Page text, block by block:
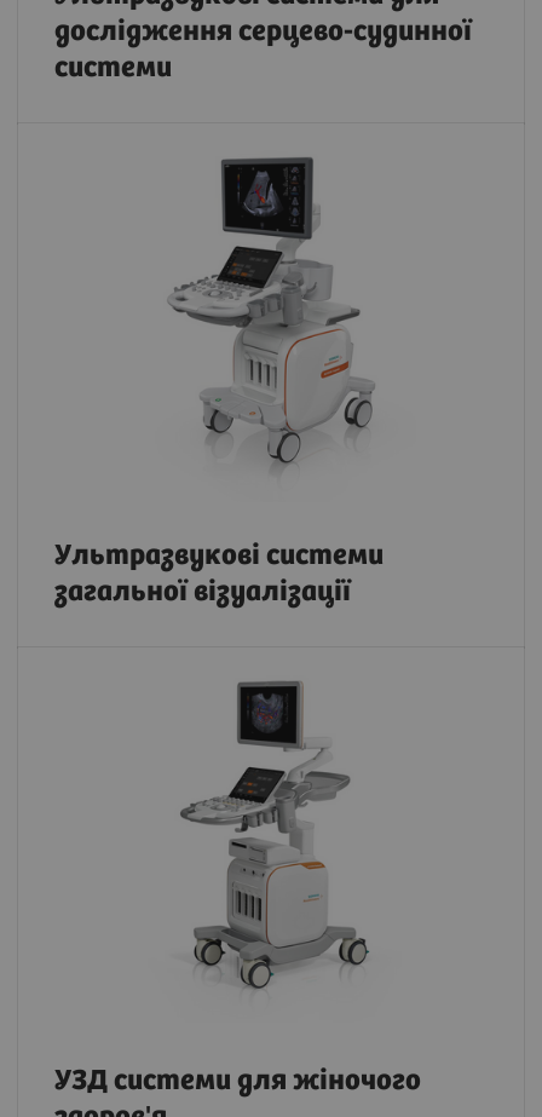
дослідження серцево-судинної
системи
Ультразвукові системи
загальної візуалізації
УЗД системи для жіночого